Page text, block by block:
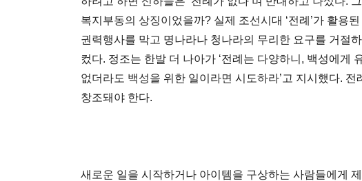
복지부동의 상징이었을까? 실제 조선시대 ‘전례’가 활용
권력행사를 막고 명나라나 청나라의 무리한 요구를 거절
컸다. 정조는 한발 더 나아가 ‘전례는 다양하니, 백성에게
없더라도 백성을 위한 일이라면 시도하라’고 지시했다.
창조돼야 한다.
새로운 일을 시작하거나 아이템을 구상하는 사람들에게